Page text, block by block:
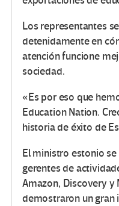
Los representantes
detenidamente en
atención funcione
sociedad.
«Es por eso que
Education Nation.
historia de éxito de
El ministro estonio
gerentes de
Amazon, Discovery y
demostraron un gran